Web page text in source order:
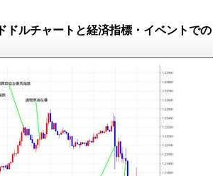
ドルチャートと経済指標・イベントでの